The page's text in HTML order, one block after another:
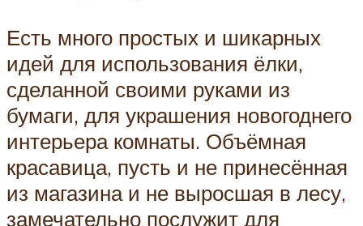
Есть много простых и шикарных
идей для использования ёлки,
сделанной своими руками из
бумаги, для украшения новогоднего
интерьера комнаты. Объёмная
красавица, пусть и не принесённая
из магазина и не выросшая в лесу,
замечательно послужит для